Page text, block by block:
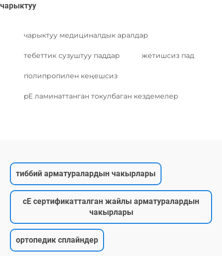
чарыктуу
чарыктуу медициналдык аралдар
тебеттик сузуштуу паддар жетишсиз пад
полипропилен кеңешсиз
pE ламинаттанган токулбаган кездемелер
тиббий арматуралардын чакырлары
cE сертификатталган жайлы арматуралардын
чакырлары
ортопедик сплайндер